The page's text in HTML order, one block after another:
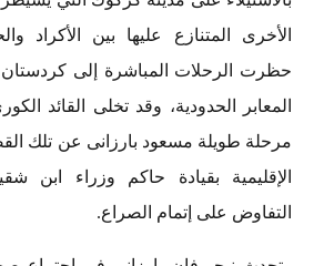
الأخرى المتنازع عليها بين الأكراد
حظرت الرحلات المباشرة إلى كردستان
المعابر الحدودية، وقد تخلى القائد
مرحلة طويلة مسعود بارزانى عن تلك
الإقليمية بقيادة حاكم وزراء ابن
التفاوض على إتمام الصراع.